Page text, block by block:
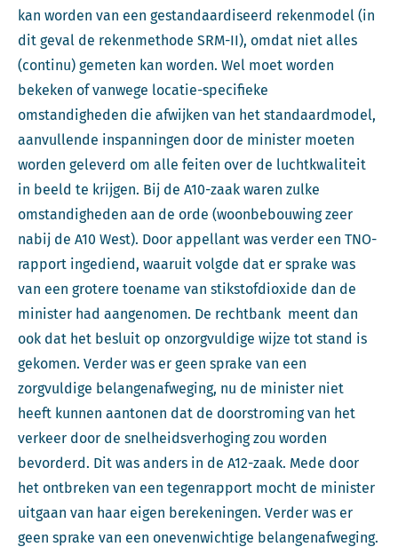
kan worden van een gestandaardiseerd rekenmodel (in
dit geval de rekenmethode SRM-II), omdat niet alles
(continu) gemeten kan worden. Wel moet worden
bekeken of vanwege locatie-specifieke
omstandigheden die afwijken van het standaardmodel,
aanvullende inspanningen door de minister moeten
worden geleverd om alle feiten over de luchtkwaliteit
in beeld te krijgen. Bij de A10-zaak waren zulke
omstandigheden aan de orde (woonbebouwing zeer
nabij de A10 West). Door appellant was verder een TNO-
rapport ingediend, waaruit volgde dat er sprake was
van een grotere toename van stikstofdioxide dan de
minister had aangenomen. De rechtbank meent dan
ook dat het besluit op onzorgvuldige wijze tot stand is
gekomen. Verder was er geen sprake van een
zorgvuldige belangenafweging, nu de minister niet
heeft kunnen aantonen dat de doorstroming van het
verkeer door de snelheidsverhoging zou worden
bevorderd. Dit was anders in de A12-zaak. Mede door
het ontbreken van een tegenrapport mocht de minister
uitgaan van haar eigen berekeningen. Verder was er
geen sprake van een onevenwichtige belangenafweging.